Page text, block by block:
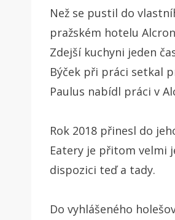
Než se pustil do
pražském hotelu
Zdejší kuchyni jeden
Býček při práci setkal
Paulus nabídl práci v
Rok 2018 přinesl do
Eatery je přitom velmi
dispozici teď a tady.
Do vyhlášeného